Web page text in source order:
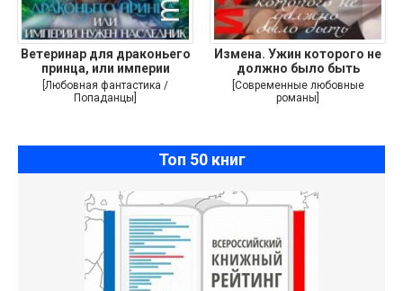
Ветеринар для драконьего
принца, или империи
[Любовная фантастика /
Попаданцы]
Измена. Ужин которого не
должно было быть
[Современные любовные
романы]
Топ 50 книг